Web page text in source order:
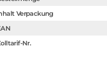
Verpackung
Nr.